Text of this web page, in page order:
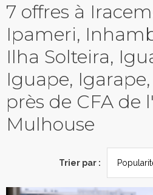
7 offres à
Ipameri,
Ilha Solteira,
Iguape,
près de CFA de
Mulhouse
Trier par :